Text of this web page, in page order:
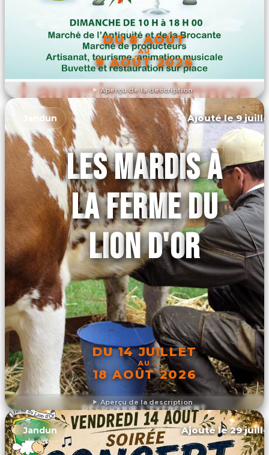
Aperçu de la description
DU 8 AOÛT
AU
9 AOÛT 2026
DÉCOUVRIR L'ÉVÉNEMENT
Aperçu de la description
Jandun Ajouté le 9
LES MARDIS À
LA FERME DU
LION D'OR
DU 14 JUILLET
AU
18 AOÛT 2026
DÉCOUVRIR L'ÉVÉNEMENT
Jandun Ajouté le 29